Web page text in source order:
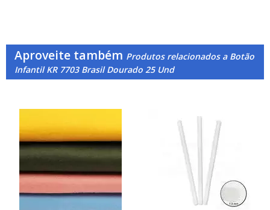
Aproveite também Produtos relacionados a Botão
Infantil KR 7703 Brasil Dourado 25 Und